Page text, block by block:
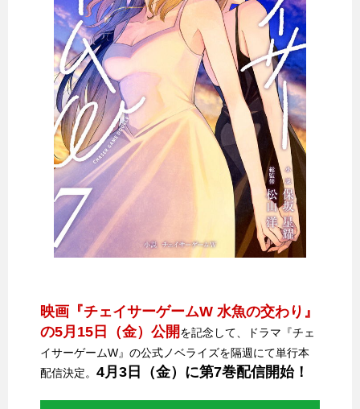
映画『チェイサーゲームW 水魚の交わり』
の5月15日（金）公開を記念して、ドラマ『チェ
イサーゲームW』の公式ノベライズを隔週にて単行本
配信決定。 4月3日（金）に第7巻配信開始！